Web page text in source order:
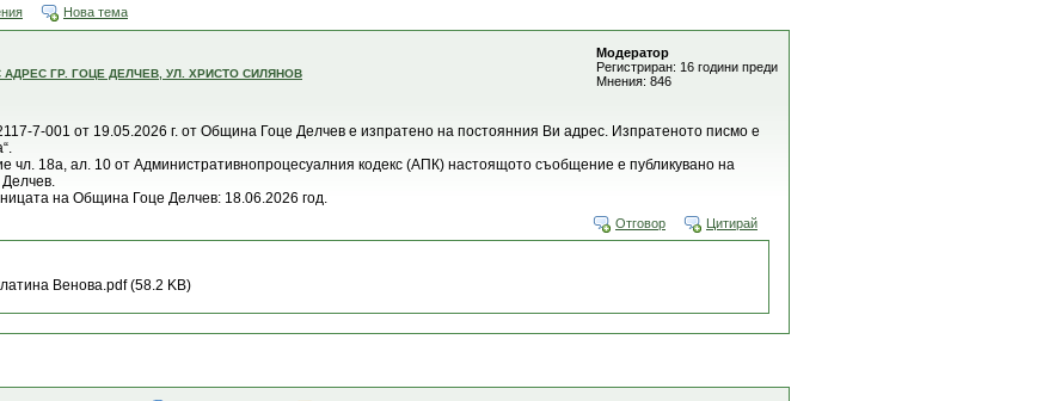
Нова тема
ГР. ГОЦЕ ДЕЛЧЕВ, УЛ. ХРИСТО СИЛЯНОВ
Модератор
Регистриран: 16 години преди
Мнения: 846
7-001 от 19.05.2026 г. от Община Гоце Делчев е изпратено на постоянния Ви адрес. Изпратеното писмо е
чл. 18а, ал. 10 от Административнопроцесуалния кодекс (АПК) настоящото съобщение е публикувано на
на Община Гоце Делчев: 18.06.2026 год.
Отговор Цитирай
Венова.pdf (58.2 KB)